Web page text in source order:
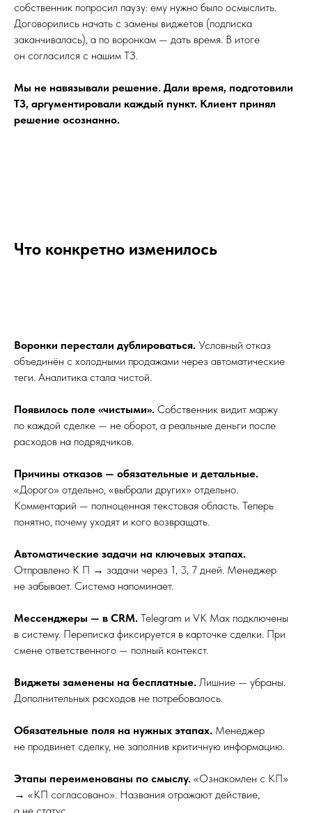
собственник попросил паузу: ему нужно было осмыслить.
Договорились начать с замены виджетов (подписка
заканчивалась), а по воронкам — дать время. В итоге
он согласился с нашим ТЗ.
Мы не навязывали решение. Дали время, подготовили
ТЗ, аргументировали каждый пункт. Клиент принял
решение осознанно.
Что конкретно изменилось
Воронки перестали дублироваться. Условный отказ
объединён с холодными продажами через автоматические
теги. Аналитика стала чистой.
Появилось поле «чистыми». Собственник видит маржу
по каждой сделке — не оборот, а реальные деньги после
расходов на подрядчиков.
Причины отказов — обязательные и детальные.
«Дорого» отдельно, «выбрали других» отдельно.
Комментарий — полноценная текстовая область. Теперь
понятно, почему уходят и кого возвращать.
Автоматические задачи на ключевых этапах.
Отправлено К П → задачи через 1, 3, 7 дней. Менеджер
не забывает. Система напоминает.
Мессенджеры — в CRM. Telegram и VK Max подключены
в систему. Переписка фиксируется в карточке сделки. При
смене ответственного — полный контекст.
Виджеты заменены на бесплатные. Лишние — убраны.
Дополнительных расходов не потребовалось.
Обязательные поля на нужных этапах. Менеджер
не продвинет сделку, не заполнив критичную информацию.
Этапы переименованы по смыслу. «Ознакомлен с КП»
→ «КП согласовано». Названия отражают действие,